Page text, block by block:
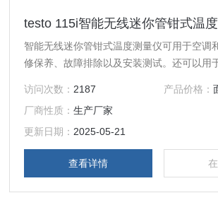
testo 115i智能无线迷你管钳式温
智能无线迷你管钳式温度测量仪可用于空调
修保养、故障排除以及安装测试。还可以用
访问次数： 2187 产品价格：
厂商性质：生产厂家
更新日期： 2025-05-21
查看详情